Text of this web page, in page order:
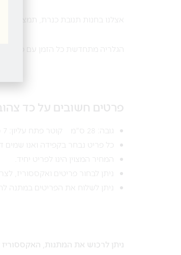
אצלנו בחנות תנובת כנרת, תמצאו
הגלריה מתחדשת כל הזמן עם פריטים
פרטים חשובים על כד
גובה: 28 ס"מ קוטר פתח עליון: 7 ס"מ קוטר בסיס: 12 ס"מ
כל פריט נבחר בקפידה ואנו שמים
המחיר המצוין הינו לפריט יחיד.
ניתן לבחור פריטים ואקססוריז,
ניתן לשלוח את הפריטים במתנה
ניתן לרכוש את המתנות, האקססוריז